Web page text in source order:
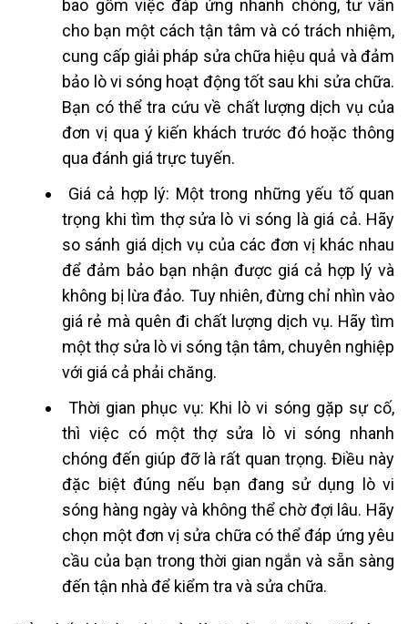
bao gồm việc đáp ứng nhanh chóng, tư vấn
cho bạn một cách tận tâm và có trách nhiệm,
cung cấp giải pháp sửa chữa hiệu quả và đảm
bảo lò vi sóng hoạt động tốt sau khi sửa chữa.
Bạn có thể tra cứu về chất lượng dịch vụ của
đơn vị qua ý kiến ​​khách trước đó hoặc thông
qua đánh giá trực tuyến.
Giá cả hợp lý: Một trong những yếu tố quan
trọng khi tìm thợ sửa lò vi sóng là giá cả. Hãy
so sánh giá dịch vụ của các đơn vị khác nhau
để đảm bảo bạn nhận được giá cả hợp lý và
không bị lừa đảo. Tuy nhiên, đừng chỉ nhìn vào
giá rẻ mà quên đi chất lượng dịch vụ. Hãy tìm
một thợ sửa lò vi sóng tận tâm, chuyên nghiệp
với giá cả phải chăng.
Thời gian phục vụ: Khi lò vi sóng gặp sự cố,
thì việc có một thợ sửa lò vi sóng nhanh
chóng đến giúp đỡ là rất quan trọng. Điều này
đặc biệt đúng nếu bạn đang sử dụng lò vi
sóng hàng ngày và không thể chờ đợi lâu. Hãy
chọn một đơn vị sửa chữa có thể đáp ứng yêu
cầu của bạn trong thời gian ngắn và sẵn sàng
đến tận nhà để kiểm tra và sửa chữa.